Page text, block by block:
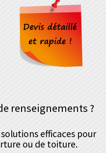
renseignements ?
efficaces pour
ou de toiture.